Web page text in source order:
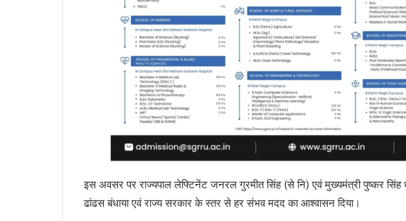
इस अवसर पर राज्यपाल लेफ्टिनेंट जनरल गुरमीत सिंह (से नि) एवं मुख्यमंत्री पुष्कर सिंह
ढांढस बंधाया एवं राज्य सरकार के स्तर से हर संभव मदद का आश्वासन दिया।